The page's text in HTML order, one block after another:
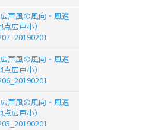
戸風の風向・風速
点広戸小）
戸風の風向・風速
点広戸小）
戸風の風向・風速
点広戸小）